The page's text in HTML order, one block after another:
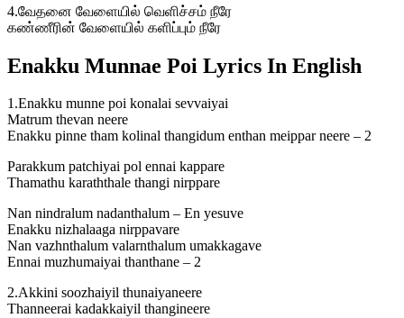
4.வேதனை வேளையில் வெளிச்சம் நீரே
கண்ணீரின் வேளையில் களிப்பும் நீரே
Enakku Munnae Poi Lyrics In English
1.Enakku munne poi konalai sevvaiyai
Matrum thevan neere
Enakku pinne tham kolinal thangidum enthan meippar neere – 2
Parakkum patchiyai pol ennai kappare
Thamathu karaththale thangi nirppare
Nan nindralum nadanthalum – En yesuve
Enakku nizhalaaga nirppavare
Nan vazhnthalum valarnthalum umakkagave
Ennai muzhumaiyai thanthane – 2
2.Akkini soozhaiyil thunaiyaneere
Thanneerai kadakkaiyil thangineere